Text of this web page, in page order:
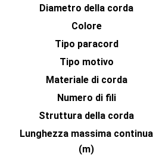
Diametro della corda
Colore
Tipo paracord
Tipo motivo
Materiale di corda
Numero di fili
Struttura della corda
Lunghezza massima continua
(m)